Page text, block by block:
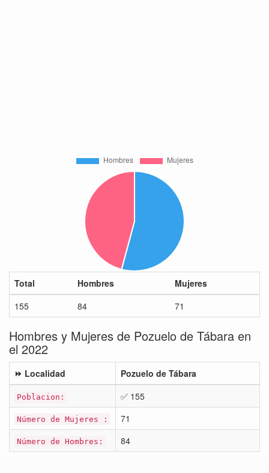
Total Hombres
Mujeres
155
84 71
Hombres y Mujeres de Pozuelo de Tábara en
el 2022
⏩ Localidad Pozuelo de Tábara
Poblacion: ✅ 155
Número de Mujeres : 71
Número de Hombres: 84